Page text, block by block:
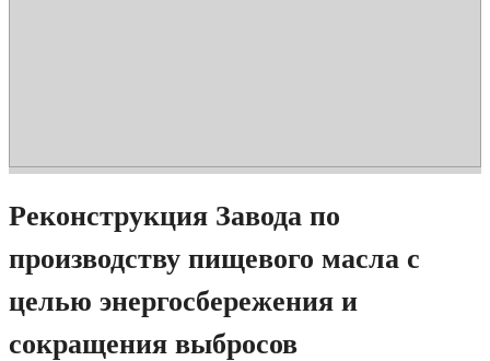
Реконструкция Завода по
производству пищевого масла с
целью энергосбережения и
сокращения выбросов